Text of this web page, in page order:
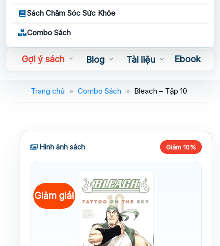
Sách Chăm Sóc Sức Khỏe
Combo Sách
Gợi ý sách Blog Tài liệu
Ebook
Sách nói
Trang chủ » Combo Sách » Bleach – Tập 10
Hình ảnh sách Giảm 10%
Giảm giá!